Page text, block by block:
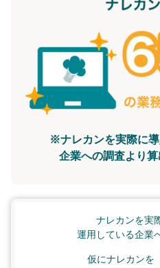
※ナレカンを実際に
企業への調査より算
ナレカンを実
運用している企業
仮にナレカンを